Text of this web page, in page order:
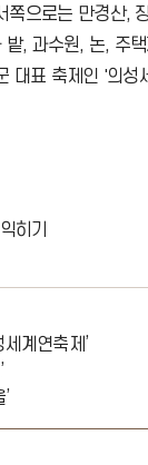
으로는 만경산,
, 과수원, 논, 주
대표 축제인 '의성
히기
계연축제’